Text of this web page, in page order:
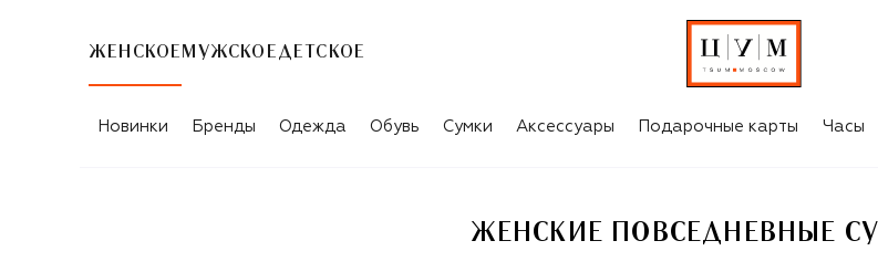
ЖЕНСКОЕ МУЖСКОЕ ДЕТСКОЕ
ЖЕНСКИЕ ПОВСЕДНЕВНЫЕ СУМКИ A.P.C.
Новинки Бренды Одежда Обувь Сумки Аксессуары Подарочные карты Часы
ЖЕНСКИЕ ПОВСЕДНЕВНЫЕ